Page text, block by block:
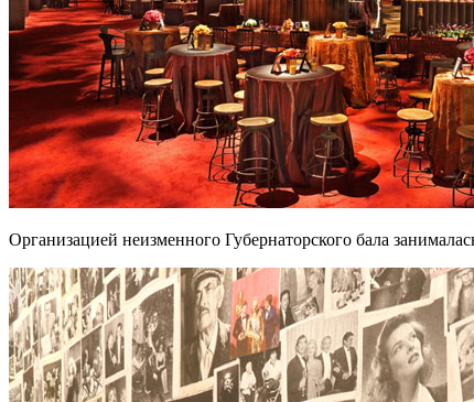
Организацией неизменного Губернаторского бала